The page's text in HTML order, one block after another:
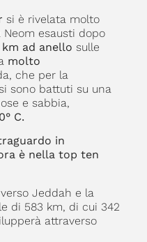
si è rivelata molto
esausti dopo
ad anello sulle
molto
che per la
sono battuti su una
e sabbia,
C.
in
è nella top ten
Jeddah e la
di 583 km, di cui 342
attraverso